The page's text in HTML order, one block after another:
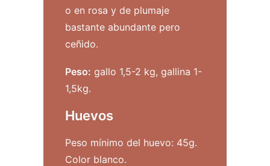
o en rosa y de plumaje
bastante abundante pero
ceñido.
Peso: gallo 1,5-2 kg, gallina 1-
1,5kg.
Huevos
Peso mínimo del huevo: 45g.
Color blanco.